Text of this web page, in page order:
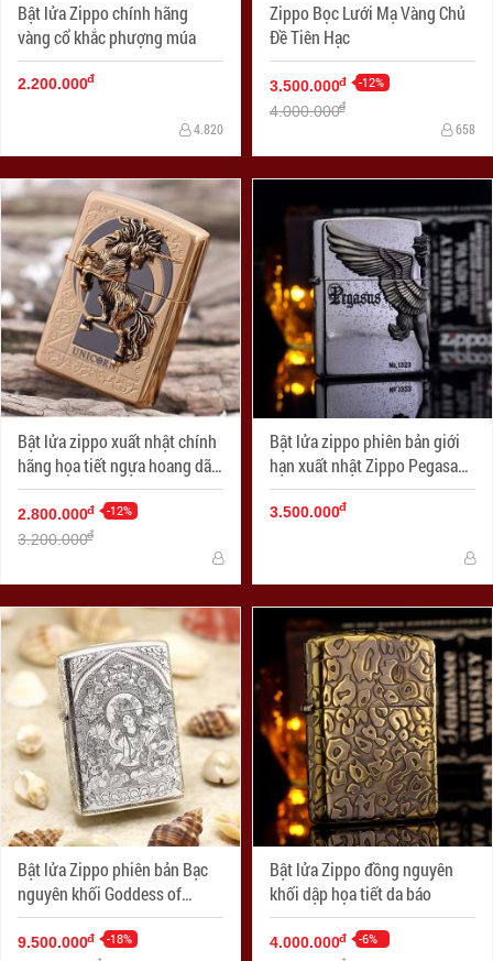
Bật lửa Zippo chính hãng
vàng cổ khắc phượng múa
2.200.000đ
4.820
Zippo Bọc Lưới Mạ Vàng Chủ
Đề Tiên Hạc
3.500.000đ -12%
4.000.000đ
658
Bật lửa zippo xuất nhật chính
hãng họa tiết ngựa hoang dã
Specials
2.800.000đ -12%
3.200.000đ
Bật lửa zippo phiên bản giới
hạn xuất nhật Zippo Pegasas
cánh được mạ bạc
3.500.000đ
Bật lửa Zippo phiên bản Bạc
nguyên khối Goddess of
Mercy
9.500.000đ -18%
Bật lửa Zippo đồng nguyên
khối dập họa tiết da báo
4.000.000đ -6%